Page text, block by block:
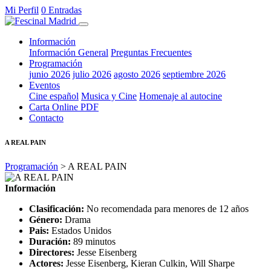
Mi Perfil 0 Entradas
Información
Información General Preguntas Frecuentes
Programación
junio 2026 julio 2026 agosto 2026 septiembre 2026
Eventos
Cine español Musica y Cine Homenaje al autocine
Carta Online PDF
Contacto
A REAL PAIN
Programación > A REAL PAIN
Información
Clasificación: No recomendada para menores de 12 años
Género: Drama
Pais: Estados Unidos
Duración: 89 minutos
Directores: Jesse Eisenberg
Actores: Jesse Eisenberg, Kieran Culkin, Will Sharpe